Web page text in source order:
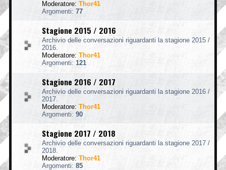
Moderatore: Thor41
Argomenti: 77
Stagione 2015 / 2016
Archivio delle conversazioni riguardanti la stagione 2015 /
2016.
Moderatore: Thor41
Argomenti: 121
Stagione 2016 / 2017
Archivio delle conversazioni riguardanti la stagione 2016 /
2017.
Moderatore: Thor41
Argomenti: 90
Stagione 2017 / 2018
Archivio delle conversazioni riguardanti la stagione 2017 /
2018.
Moderatore: Thor41
Argomenti: 85